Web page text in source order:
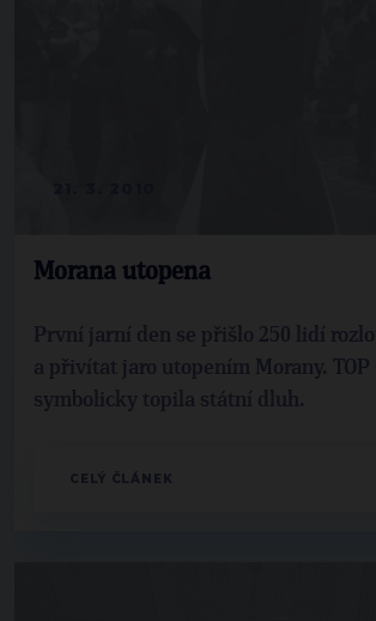
Morana utopena
První jarní den se přišlo 250 lidí
a přivítat jaro utopením Morany. TOP
symbolicky topila státní dluh.
CELÝ ČLÁNEK